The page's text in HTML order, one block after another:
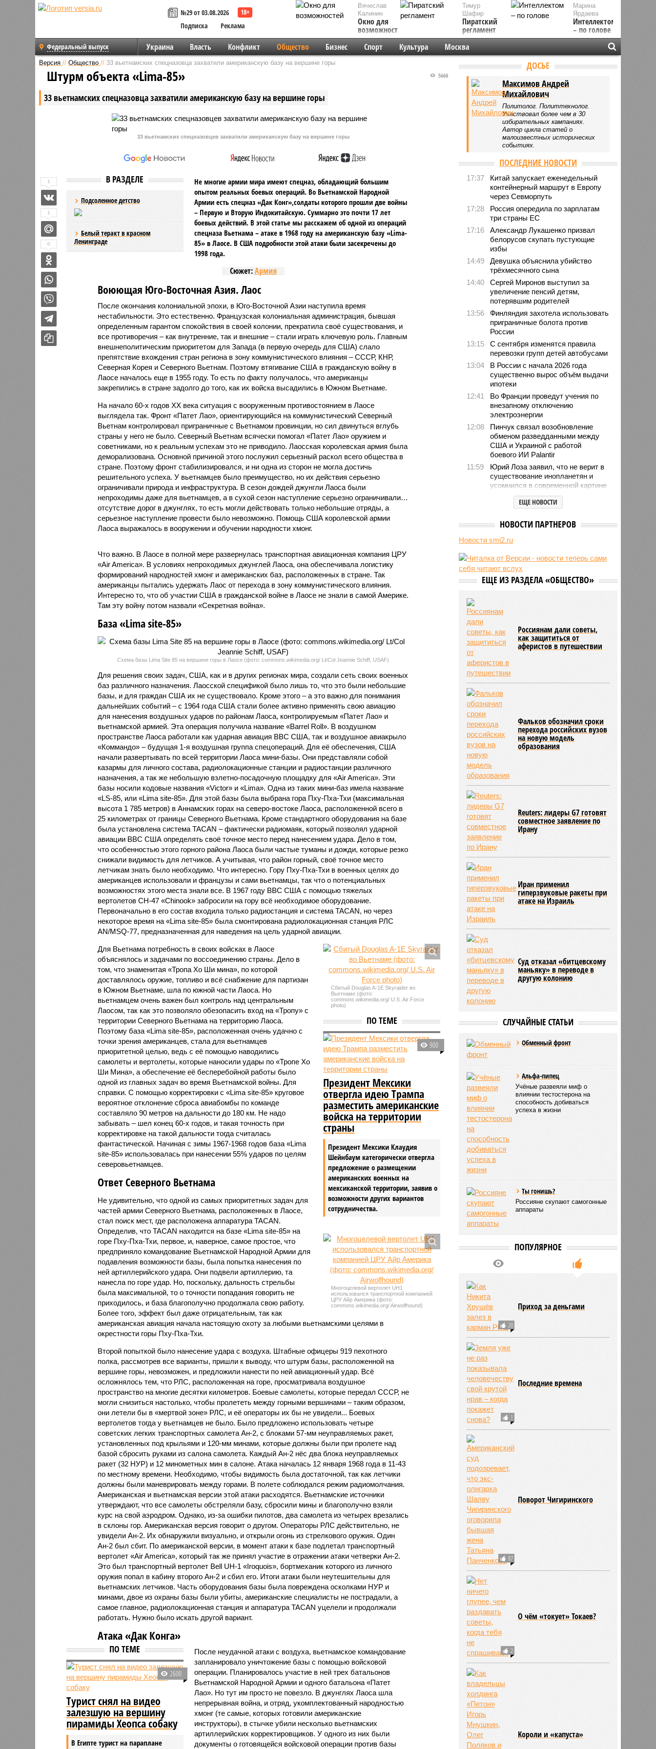
№29 от 03.08.2026
Подписка
Реклама
Вячеслав
Калинин
Окно для
возможностей
Марина
Ярдаева
Интеллектом
– по голове
Тимур
Шафир
Пиратский
регламент
Федеральный выпуск Украина Власть Конфликт Общество Бизнес Спорт Культура Москва
Версия // Общество // 33 вьетнамских спецназовца захватили американскую базу на вершине горы
33 вьетнамских спецназовца захватили американскую базу на вершине горы
5660
Штурм объекта «Lima-85»
33 вьетнамских спецназовцев захватили американскую базу на вершине горы
В РАЗДЕЛЕ
Подсоленное детство
Белый теракт в красном
Ленинграде
Не многие армии мира имеют спецназ, обладающий большим
опытом реальных боевых операций. Во Вьетнамской Народной
Армии есть спецназ «Дак Конг»,солдаты которого прошли две войны
– Первую и Вторую Индокитайскую. Суммарно это почти 17 лет
боевых действий. В этой статье мы расскажем об одной из операций
спецназа Вьетнама – атаке в 1968 году на американскую базу «Lima-
85» в Лаосе. В США подробности этой атаки были засекречены до
1998 года.
Сюжет:Армия
Воюющая Юго-Восточная Азия. Лаос
После окончания колониальной эпохи, в Юго-Восточной Азии наступила время
нестабильности. Это естественно. Французская колониальная администрация, бывшая
определенным гарантом спокойствия в своей колонии, прекратила своё существования, и
все противоречия – как внутренние, так и внешние – стали играть ключевую роль. Главным
внешнеполитическим приоритетом для Запада (в первую очередь для США) слало
препятствие вхождения стран региона в зону коммунистического влияния – СССР, КНР,
Северная Корея и Северного Вьетнам. Поэтому втягивание США в гражданскую войну в
Лаосе началось еще в 1955 году. То есть по факту получалось, что американцы
закрепились в стране задолго до того, как их войска высадились в Южном Вьетнаме.
На начало 60-х годов ХХ века ситуация с вооруженным противостоянием в Лаосе
выглядела так. Фронт «Патет Лао», ориентирующийся на коммунистический Северный
Вьетнам контролировал приграничные с Вьетнамом провинции, но сил двинуться вглубь
страны у него не было. Северный Вьетнам всячески помогал «Патет Лао» оружием и
советниками, но к реальным успехам это не приводило. Лаосская королевская армия была
деморализована. Основной причиной этого послужил серьезный раскол всего общества в
стране. Поэтому фронт стабилизировался, и ни одна из сторон не могла достичь
решительного успеха. У вьетнамцев было преимущество, но их действия серьезно
ограничивали природа и инфраструктура. В сезон дождей джунгли Лаоса были
непроходимы даже для вьетнамцев, а в сухой сезон наступление серьезно ограничивали…
отсутствие дорог в джунглях, то есть могли действовать только небольшие отряды, а
серьезное наступление провести было невозможно. Помощь США королевской армии
Лаоса выражалось в вооружении и обучении народности хмонг.
Что важно. В Лаосе в полной мере развернулась транспортная авиационная компания ЦРУ
«Air America». В условиях непроходимых джунглей Лаоса, она обеспечивала логистику
формирований народностей хмонг и американских баз, расположенных в стране. Так
американцы пытались удержать Лаос от перехода в зону коммунистического влияния.
Интересно то, что об участии США в гражданской войне в Лаосе не знали в самой Америке.
Там эту войну потом назвали «Секретная война».
База «Lima site-85»
Схема базы Lima Site 85 на вершине горы в Лаосе (фото: commons.wikimedia.org/ Lt/Col Jeannie Schiff, USAF)
Для решения своих задач, США, как и в других регионах мира, создали сеть своих военных
баз различного назначения. Лаосской спецификой было лишь то, что это были небольшие
базы, и для граждан США их не существовало. Кроме этого – а это важно для понимания
дальнейших событий – с 1964 года США стали более активно применять свою авиацию
для нанесения воздушных ударов по районам Лаоса, контролируемым «Патет Лао» и
вьетнамской армией. Эта операция получила название «Barrel Roll». В воздушном
пространстве Лаоса работали как ударная авиация ВВС США, так и воздушное авиакрыло
«Коммандо» – будущая 1-я воздушная группа спецопераций. Для её обеспечения, США
начали развертывать по всей территории Лаоса мини-базы. Они представляли собой
казармы для личного состава, радиолокационные станции и радиостанции различного
назначения, а так же небольшую взлетно-посадочную площадку для «Air America». Эти
базы носили кодовые названия «Victor» и «Lima». Одна из таких мини-баз имела название
«LS-85, или «Lima site-85». Для этой базы была выбрана гора Пху-Пха-Тхи (максимальная
высота 1 785 метров) в Аннамских горах на северо-востоке Лаоса, расположенной всего в
25 километрах от границы Северного Вьетнама. Кроме стандартного оборудования на базе
была установлена система TACAN – фактически радиомаяк, который позволял ударной
авиации ВВС США определять своё точное место перед нанесением удара. Дело в том,
что особенностью этого горного района Лаоса были частые туманы и дожди, которые резко
снижали видимость для летчиков. А учитывая, что район горный, своё точное место
летчикам знать было необходимо. Что интересно. Гору Пху-Пха-Тхи в военных целях до
американцев использовали и французы и сами вьетнамцы, так что о потенциальных
возможностях этого места знали все. В 1967 году ВВС США с помощью тяжелых
вертолетов СН-47 «Chinook» забросили на гору всё необходимое оборудование.
Первоначально в его состав входила только радиостанция и система TACAN, но через
некоторое время на «Lima site-85» была смонтирована радиолокационная станция РЛС
AN/MSQ-77, предназначенная для наведения на цель ударной авиации.
Cбитый Douglas A-1E Skyraider во
Вьетнаме (фото:
commons.wikimedia.org/ U.S. Air Force
photo)
ПО ТЕМЕ
900
Президент Мексики
отвергла идею Трампа
разместить американские
войска на территории
страны
Президент Мексики Клаудия
Шейнбаум категорически отвергла
предложение о размещении
американских военных на
мексиканской территории, заявив о
возможности других вариантов
сотрудничества.
Для Вьетнама потребность в своих войсках в Лаосе
объяснялось и задачами по воссоединению страны. Дело в
том, что знаменитая «Тропа Хо Ши мина», по которой
доставлялось оружие, топливо и всё снабжение для партизан
в Южном Вьетнаме, шла по южной части Лаоса. Но
вьетнамцем очень важен был контроль над центральным
Лаосом, так как это позволяло обезопасить вход на «Тропу» с
территории Северного Вьетнама на территорию Лаоса.
Поэтому база «Lima site-85», расположенная очень удачно с
точки зрения американцев, стала для вьетнамцев
приоритетной целью, ведь с её помощью наводились
самолеты и вертолеты, которые наносили удары по «Тропе Хо
Ши Мина», а обеспечение её бесперебойной работы было
одной из главных задач во время Вьетнамской войны. Для
справки. С помощью корректировки с «Lima site-85» круговое
вероятное отклонение сброса авиабомбы по команде
составляло 90 метров на дальности до 180 км. Не надо
забывать – шел конец 60-х годов, и такая точность при
корректировке на такой дальности тогда считалась
фантастической. Начиная с зимы 1967-1968 годов база «Lima
site-85» использовалась при нанесении 55% ударов по целям
северовьетнамцев.
Ответ Северного Вьетнама
Многоцелевой вертолет UH1
использовался транспортной компанией
ЦРУ Айр Америка (фото:
commons.wikimedia.org/ Airwolfhound)
Не удивительно, что одной из самых приоритетных задач для
частей армии Северного Вьетнама, расположенных в Лаосе,
стал поиск мест, где расположена аппаратура TACAN.
Определив, что TACAN находится на базе «Lima site-85» на
горе Пху-Пха-Тхи, первое, и, наверное, самое простое, что
предприняло командование Вьетнамской Народной Армии для
подавления возможности базы, была попытка нанесения по
ней артиллерийского удара. Они подвели артиллерию, та
нанесла по горе удар. Но, поскольку, дальность стрельбы
была максимальной, то о точности попадания говорить не
приходилось, и база благополучно продолжала свою работу.
Более того, эффект был даже отрицательным, так как
американская авиация начала настоящую охоту за любыми вьетнамскими целями в
окрестности горы Пху-Пха-Тхи.
Второй попыткой было нанесение удара с воздуха. Штабные офицеры 919 пехотного
полка, рассмотрев все варианты, пришли к выводу, что штурм базы, расположенной на
вершине горы, невозможен, и предложили нанести по ней авиационный удар. Всё
осложнялось тем, что РЛС, расположенная на горе, просматривала воздушное
пространство на многие десятки километров. Боевые самолеты, которые передал СССР, не
могли снизиться настолько, чтобы пролететь между горными вершинами – таким образом,
они летели бы в «мертвой зоне» РЛС, и её операторы их бы не увидели... Боевых
вертолетов тогда у вьетнамцев не было. Было предложено использовать четыре
советских легких транспортных самолета Ан-2, с блоками 57-мм неуправляемых ракет,
установленных под крыльями и 120-мм минами, которые должны были при пролете над
базой сбросить руками из салона самолета. Каждый Ан-2 нёс два блока неуправляемых
ракет (32 НУР) и 12 минометных мин в салоне. Атака началась 12 января 1968 года в 11-43
по местному времени. Необходимо, чтобы видимость была достаточной, так как летчики
должны были маневрировать между горами. В полете соблюдался режим радиомолчания.
Американская и вьетнамская версии этой атаки расходятся. Вьетнамские источники
утверждают, что все самолеты обстреляли базу, сбросили мины и благополучно взяли
курс на свой аэродром. Однако, из-за ошибки пилотов, два самолета из четырех врезались
в склоны гор. Американская версия говорит о другом. Операторы РЛС действительно, не
увидели Ан-2. Их обнаружили визуально, и открыли огонь из стрелкового оружия. Один
Ан-2 был сбит. По американской версии, в момент атаки к базе подлетал транспортный
вертолет «Air America», который так же принял участие в отражении атаки четверки Ан-2.
Это был транспортный вертолет Bell UH-1 «Iroquois», бортмеханик которого из личного
оружия попал в кабину второго Ан-2 и сбил его. Итоги атаки были неутешительны для
вьетнамских летчиков. Часть оборудования базы была повреждена осколками НУР и
минами, двое из охраны базы были убиты, американские специалисты не пострадали, а
самое главное, радиолокационная станция и аппаратура TACAN уцелели и продолжали
работать. Нужно было искать другой вариант.
Атака «Дак Конга»
ПО ТЕМЕ
2600
Турист снял на видео
залезшую на вершину
пирамиды Хеопса собаку
В Египте турист на параплане
После неудачной атаки с воздуха, вьетнамское командование
запланировало уничтожение базы с помощью войсковой
операции. Планировалось участие в ней трех батальонов
Вьетнамской Народной Армии и одного батальона «Патет
Лао». Но тут им просто не повезло. В джунглях Лаоса шла
непрерывная война, и отряд, укомплектованный народностью
хмонг (те самые, которых готовили американские
инструкторы), в стычке убили несколько вьетнамских
артиллерийских корректировщиков. У одного из них были
документы о готовящейся войсковой операции против базы
1
1
0
ДОСЬЕ
Максимов Андрей
Михайлович
Политолог. Политтехнолог.
Участвовал более чем в 30
избирательных кампаниях.
Автор цикла статей о
малоизвестных исторических
событиях.
ПОСЛЕДНИЕ НОВОСТИ
17:37
Китай запускает еженедельный
контейнерный маршрут в Европу
через Севморпуть
17:28
Россия опередила по зарплатам
три страны ЕС
17:16
Александр Лукашенко призвал
белорусов скупать пустующие
избы
14:49
Девушка объяснила убийство
трёхмесячного сына
14:40
Сергей Миронов выступил за
увеличение пенсий детям,
потерявшим родителей
13:56
Финляндия захотела использовать
приграничные болота против
России
13:15
С сентября изменятся правила
перевозки групп детей автобусами
13:04
В России с начала 2026 года
существенно вырос объём выдачи
ипотеки
12:41
Во Франции проведут учения по
внезапному отключению
электроэнергии
12:08
Пинчук связал возобновление
обменом разведданными между
США и Украиной с работой
боевого ИИ Palantir
11:59
Юрий Лоза заявил, что не верит в
существование инопланетян и
усомнился в современной картине
Женщина выбрала необычное имя
тюрьме
11:21
Никол Пашинян не увидел
ЕС
11:13
Попытки Запада рассорить
Москву и Астану назвали
бесперспективными
10:44
опроверг слова министра обороны
о российской угрозе
ЕЩЕ НОВОСТИ
НОВОСТИ ПАРТНЕРОВ
Новости smi2.ru
ЕЩЕ ИЗ РАЗДЕЛА «ОБЩЕСТВО»
Россиянам дали советы,
как защититься от
аферистов в путешествии
Фальков обозначил сроки
перехода российских вузов
на новую модель
образования
Reuters: лидеры G7 готовят
совместное заявление по
Ирану
Иран применил
гиперзвуковые ракеты при
атаке на Израиль
Суд отказал «битцевскому
маньяку» в переводе в
другую колонию
СЛУЧАЙНЫЕ СТАТЬИ
Обменный фронт
Альфа-пипец
Учёные развеяли миф о
влиянии тестостерона на
способность добиваться
успеха в жизни
Ты гонишь?
Россияне скупают самогонные
аппараты
ПОПУЛЯРНОЕ
20
Приход за деньгами
1
Последние времена
87
Поворот Чигиринского
2
О чём «токует» Токаев?
Kороли и «капуста»